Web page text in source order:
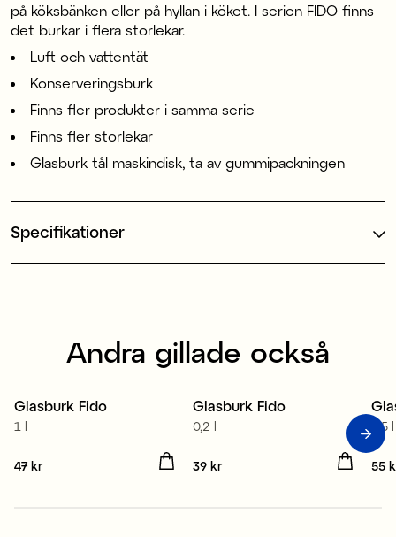
på köksbänken eller på hyllan i köket. I serien FIDO finns
det burkar i flera storlekar.
Luft och vattentät
Konserveringsburk
Finns fler produkter i samma serie
Finns fler storlekar
Glasburk tål maskindisk, ta av gummipackningen
Specifikationer
Andra gillade också
Glasburk Fido
1 l
Pris:
47 kr
Glasburk Fido
0,2 l
Pris:
39 kr
1,5 l
Pris
55